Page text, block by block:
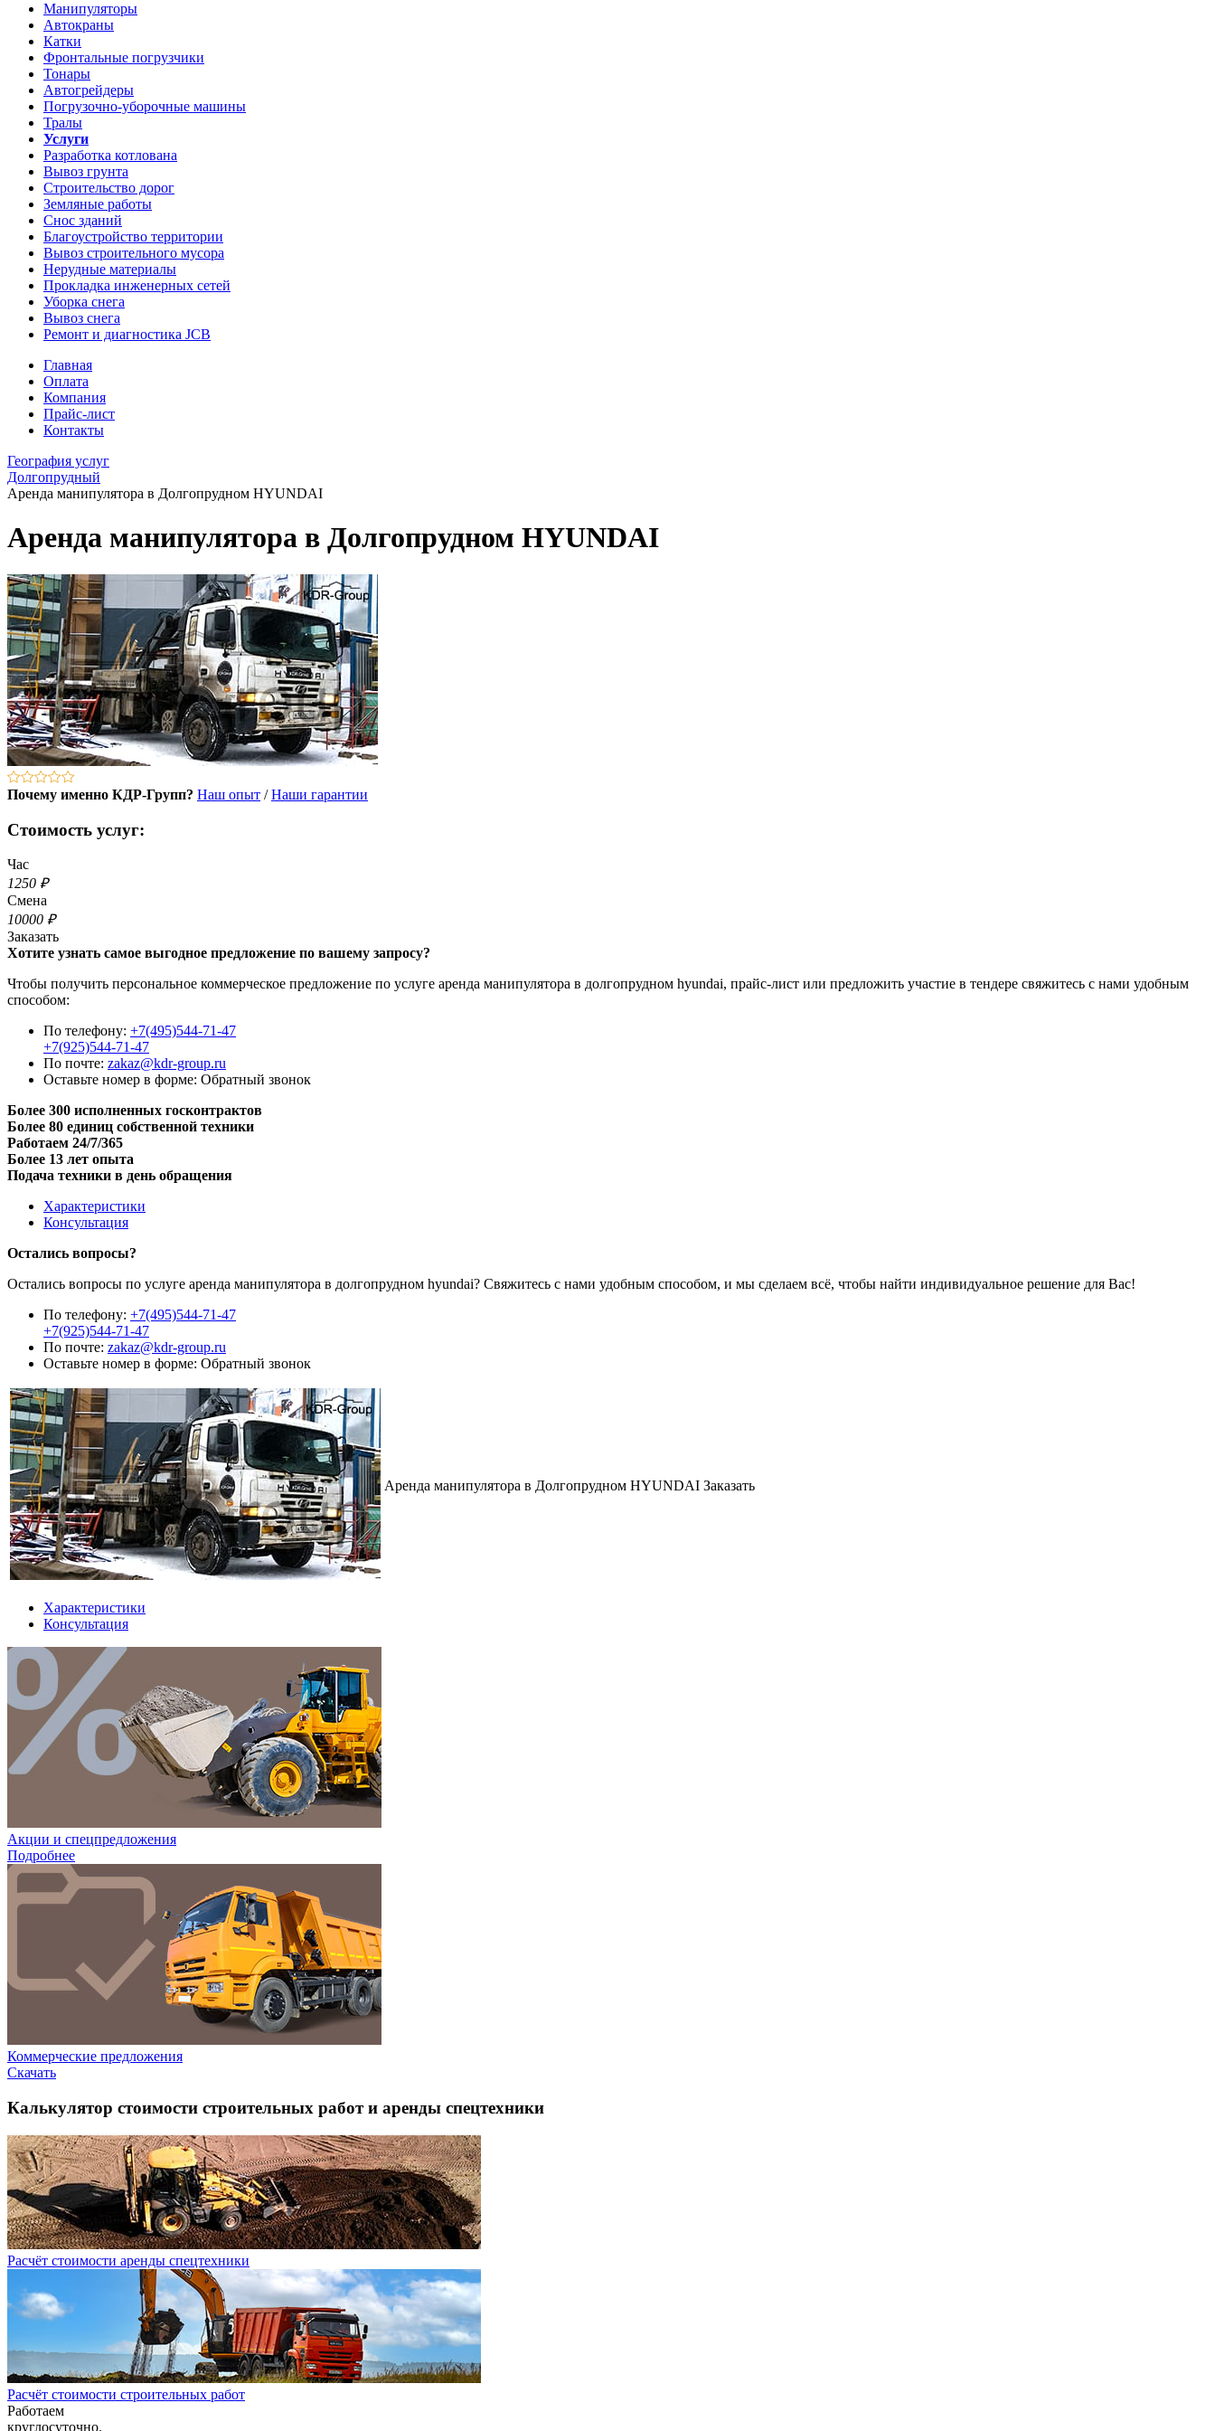
Манипуляторы
Автокраны
Катки
Фронтальные погрузчики
Тонары
Автогрейдеры
Погрузочно-уборочные машины
Тралы
Услуги
Разработка котлована
Вывоз грунта
Строительство дорог
Земляные работы
Снос зданий
Благоустройство территории
Вывоз строительного мусора
Нерудные материалы
Прокладка инженерных сетей
Уборка снега
Вывоз снега
Ремонт и диагностика JCB
Главная
Оплата
Компания
Прайс-лист
Контакты
География услуг
Долгопрудный
Аренда манипулятора в Долгопрудном HYUNDAI
Аренда манипулятора в Долгопрудном HYUNDAI
Почему именно КДР-Групп? Наш опыт /Наши гарантии
Стоимость услуг:
Час
1250 ₽
Смена
10000 ₽
Заказать
Хотите узнать самое выгодное предложение по вашему запросу?
Чтобы получить персональное коммерческое предложение по услуге аренда манипулятора в долгопрудном hyundai, прайс-лист или предложить участие в тендере свяжитесь с нами удобным
способом:
По телефону: +7(495)544-71-47
+7(925)544-71-47
По почте: zakaz@kdr-group.ru
Оставьте номер в форме: Обратный звонок
Более 300 исполненных госконтрактов
Более 80 единиц собственной техники
Работаем 24/7/365
Более 13 лет опыта
Подача техники в день обращения
Характеристики
Консультация
Остались вопросы?
Остались вопросы по услуге аренда манипулятора в долгопрудном hyundai? Свяжитесь с нами удобным способом, и мы сделаем всё, чтобы найти индивидуальное решение для Вас!
По телефону: +7(495)544-71-47
+7(925)544-71-47
По почте: zakaz@kdr-group.ru
Оставьте номер в форме: Обратный звонок
Аренда манипулятора в Долгопрудном HYUNDAI Заказать
Характеристики
Консультация
Акции и спецпредложения
Подробнее
Коммерческие предложения
Скачать
Калькулятор стоимости строительных работ и аренды спецтехники
Расчёт стоимости аренды спецтехники
Расчёт стоимости строительных работ
Работаем
круглосуточно.